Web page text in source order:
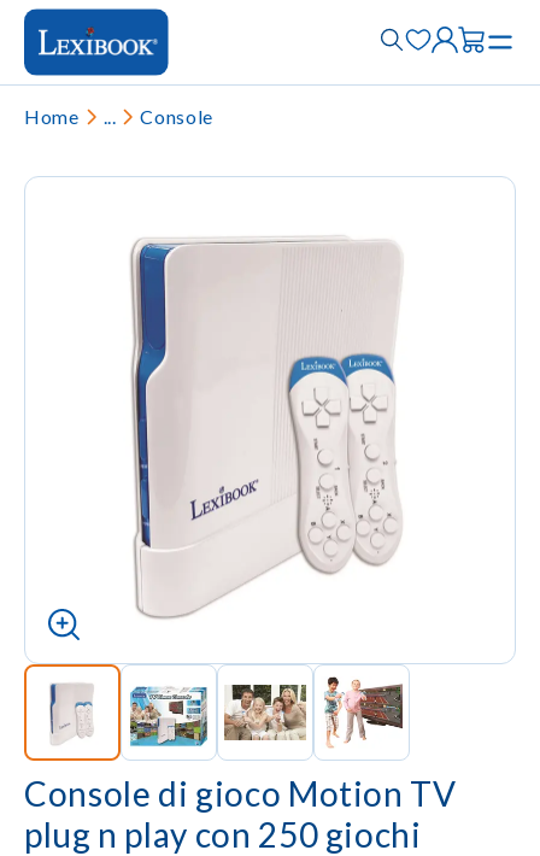
Home ... Console
Console di gioco Motion TV
plug n play con 250 giochi